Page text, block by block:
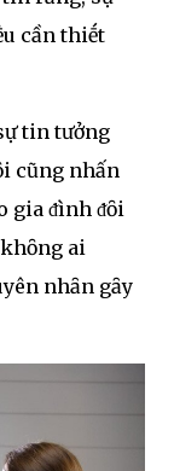
cần thiḗt
tin tưởng
cũng nhấn
gia ᵭình ᵭȏi
ai
nhȃn gȃy